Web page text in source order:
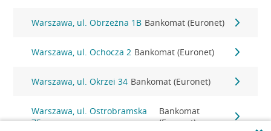
Warszawa, ul. Obrzeżna 1B Bankomat (Euronet)
Warszawa, ul. Ochocza 2 Bankomat (Euronet)
Warszawa, ul. Okrzei 34 Bankomat (Euronet)
Warszawa, ul. Ostrobramska
75c
Bankomat
(Euronet)